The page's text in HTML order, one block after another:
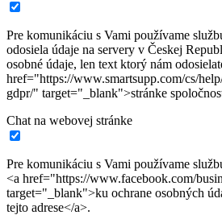
Pre komunikáciu s Vami používame
odosiela údaje na servery v Českej
osobné údaje, len text ktorý nám
href="https://www.smartsupp.com/cs/
gdpr/" target="_blank">stránke
Chat na webovej stránke
Pre komunikáciu s Vami používame
<a href="https://www.facebook.com/
target="_blank">ku ochrane osobných
tejto adrese</a>.